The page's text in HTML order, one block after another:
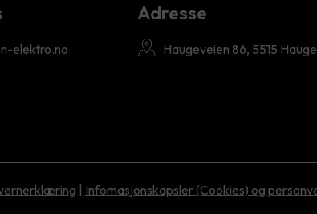
elektro.no
Adresse
Haugeveien 86, 5515
Infomasjonskapsler (Cookies) og